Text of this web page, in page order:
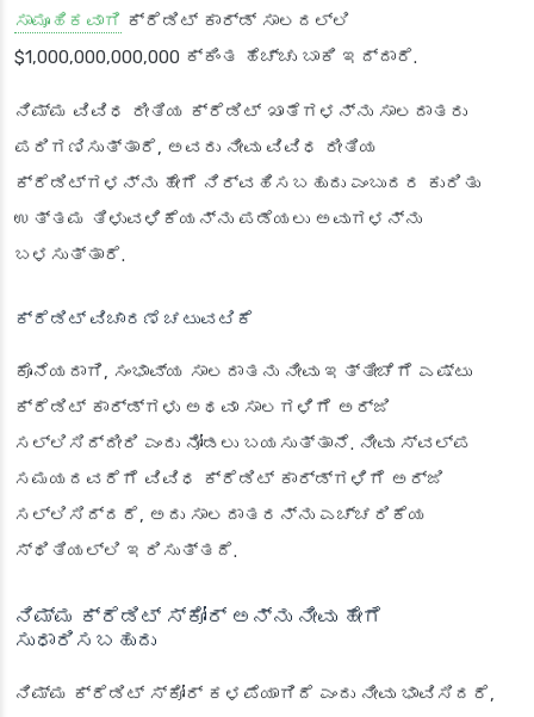
ಸಾಮೂಹಿಕವಾಗಿ ಕ್ರೆಡಿಟ್ ಕಾರ್ಡ್ ಸಾಲದಲ್ಲಿ
$1,000,000,000,000 ಕ್ಕಿಂತ ಹೆಚ್ಚು ಬಾಕಿ ಇದ್ದಾರೆ.
ನಿಮ್ಮ ವಿವಿಧ ರೀತಿಯ ಕ್ರೆಡಿಟ್ ಖಾತೆಗಳನ್ನು ಸಾಲದಾತರು
ಪರಿಗಣಿಸುತ್ತಾರೆ, ಅವರು ನೀವು ವಿವಿಧ ರೀತಿಯ
ಕ್ರೆಡಿಟ್‌ಗಳನ್ನು ಹೇಗೆ ನಿರ್ವಹಿಸಬಹುದು ಎಂಬುದರ ಕುರಿತು
ಉತ್ತಮ ತಿಳುವಳಿಕೆಯನ್ನು ಪಡೆಯಲು ಅವುಗಳನ್ನು
ಬಳಸುತ್ತಾರೆ.
ಕ್ರೆಡಿಟ್ ವಿಚಾರಣೆ ಚಟುವಟಿಕೆ
ಕೊನೆಯದಾಗಿ, ಸಂಭಾವ್ಯ ಸಾಲದಾತನು ನೀವು ಇತ್ತೀಚೆಗೆ ಎಷ್ಟು
ಕ್ರೆಡಿಟ್ ಕಾರ್ಡ್‌ಗಳು ಅಥವಾ ಸಾಲಗಳಿಗೆ ಅರ್ಜಿ
ಸಲ್ಲಿಸಿದ್ದೀರಿ ಎಂದು ನೋಡಲು ಬಯಸುತ್ತಾನೆ. ನೀವು ಸ್ವಲ್ಪ
ಸಮಯದವರೆಗೆ ವಿವಿಧ ಕ್ರೆಡಿಟ್ ಕಾರ್ಡ್‌ಗಳಿಗೆ ಅರ್ಜಿ
ಸಲ್ಲಿಸಿದ್ದರೆ, ಅದು ಸಾಲದಾತರನ್ನು ಎಚ್ಚರಿಕೆಯ
ಸ್ಥಿತಿಯಲ್ಲಿ ಇರಿಸುತ್ತದೆ.
ನಿಮ್ಮ ಕ್ರೆಡಿಟ್ ಸ್ಕೋರ್ ಅನ್ನು ನೀವು ಹೇಗೆ
ಸುಧಾರಿಸಬಹುದು
ನಿಮ್ಮ ಕ್ರೆಡಿಟ್ ಸ್ಕೋರ್ ಕಳಪೆಯಾಗಿದೆ ಎಂದು ನೀವು ಭಾವಿಸಿದರೆ,